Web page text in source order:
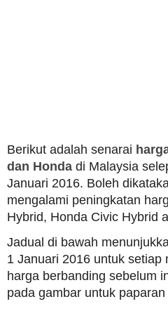
Berikut adalah senarai
dan Honda di Malaysia
Januari 2016. Boleh
mengalami peningkatan
Hybrid, Honda Civic Hybrid
Jadual di bawah
1 Januari 2016 untuk setiap
harga berbanding sebelum
pada gambar untuk